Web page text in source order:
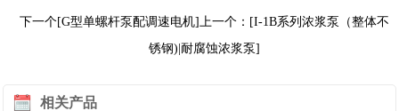
下一个[G型单螺杆泵配调速电机]上一个：[I-1B系列浓浆泵（整体不
锈钢)|耐腐蚀浓浆泵]
相关产品